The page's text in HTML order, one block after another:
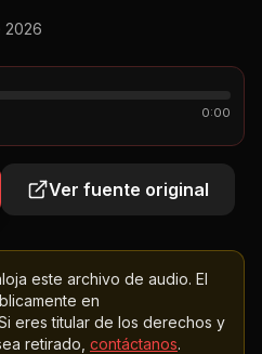
2026
0:00
Ver fuente original
este archivo de audio. El
en
eres titular de los derechos y
retirado, contáctanos.